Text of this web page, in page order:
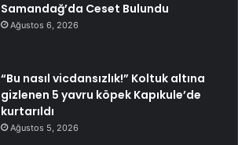
Samandağ’da Ceset Bulundu
Ağustos 6, 2026
“Bu nasıl vicdansızlık!” Koltuk altına
gizlenen 5 yavru köpek Kapıkule’de
kurtarıldı
Ağustos 5, 2026